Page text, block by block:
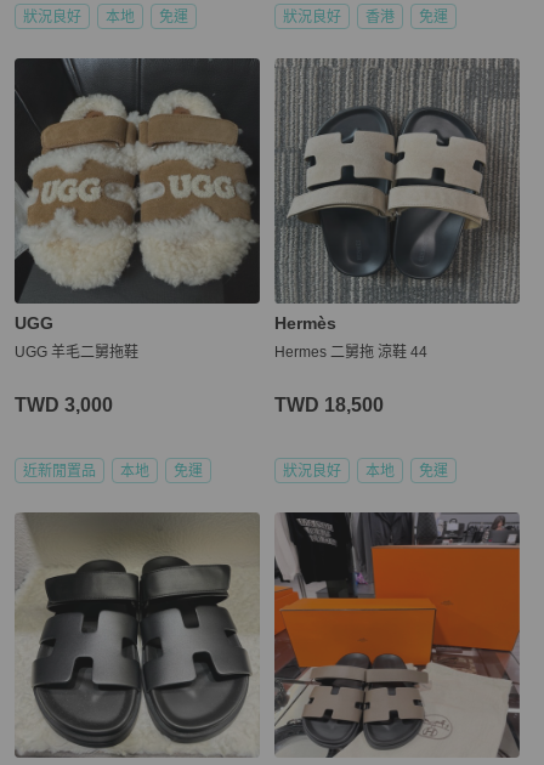
狀況良好 本地 免運 狀況良好 香港 免運
UGG
UGG 羊毛二舅拖鞋
TWD 3,000
近新閒置品 本地 免運
Hermès
Hermes 二舅拖 涼鞋 44
TWD 18,500
狀況良好 本地 免運